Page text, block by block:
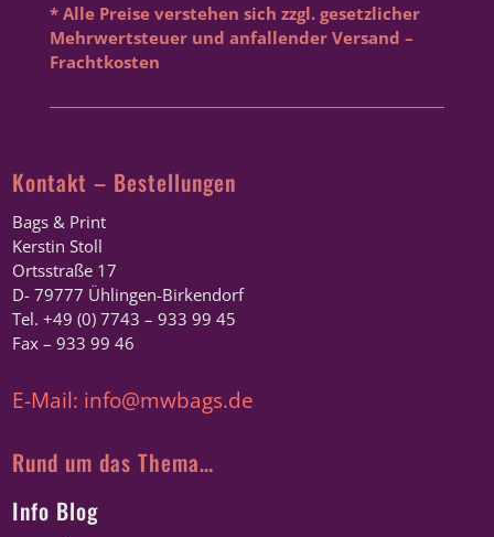
* Alle Preise verstehen sich zzgl. gesetzlicher
Mehrwertsteuer und anfallender Versand –
Frachtkosten
Kontakt – Bestellungen
Bags & Print
Kerstin Stoll
Ortsstraße 17
D- 79777 Ühlingen-Birkendorf
Tel. +49 (0) 7743 – 933 99 45
Fax – 933 99 46
E-Mail: info@mwbags.de
Rund um das Thema…
Info Blog